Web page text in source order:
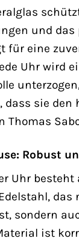
und das
für eine
Uhr wird
dass sie den
Thomas
Robust
Uhr besteht
sondern
ist